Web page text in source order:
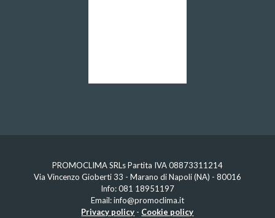
PROMOCLIMA SRLs Partita IVA 08873311214
Via Vincenzo Gioberti 33 - Marano di Napoli (NA) - 80016
Info:081 18951197
Email:info@promoclima.it
Privacy policy - Cookie policy